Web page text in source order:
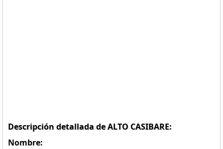
Descripción detallada de ALTO CASIBARE:
Nombre: